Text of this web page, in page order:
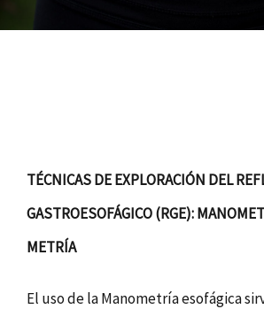
TÉCNICAS DE EXPLORACIÓN DEL
GASTROESOFÁGICO (RGE):
METRÍA
El uso de la Manometría esofágica